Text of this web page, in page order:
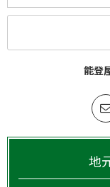
能登
地